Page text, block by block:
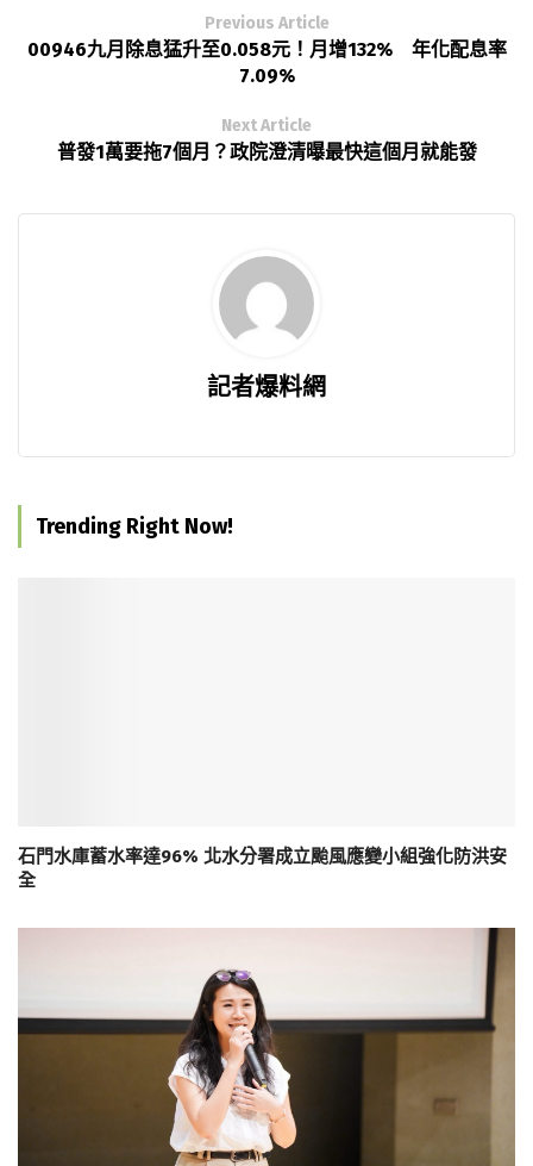
Previous Article
00946九月除息猛升至0.058元！月增132% 年化配息率
7.09%
Next Article
普發1萬要拖7個月？政院澄清曝最快這個月就能發
記者爆料網
Trending Right Now!
石門水庫蓄水率達96% 北水分署成立颱風應變小組強化防洪安
全